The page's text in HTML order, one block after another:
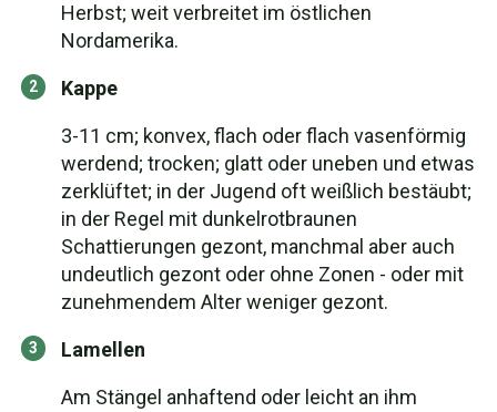
Herbst; weit verbreitet im östlichen
Nordamerika.
Kappe
3-11 cm; konvex, flach oder flach vasenförmig
werdend; trocken; glatt oder uneben und etwas
zerklüftet; in der Jugend oft weißlich bestäubt;
in der Regel mit dunkelrotbraunen
Schattierungen gezont, manchmal aber auch
undeutlich gezont oder ohne Zonen - oder mit
zunehmendem Alter weniger gezont.
Lamellen
Am Stängel anhaftend oder leicht an ihm